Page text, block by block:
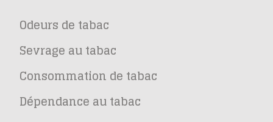
Odeurs de tabac
Sevrage au tabac
Consommation de tabac
Dépendance au tabac